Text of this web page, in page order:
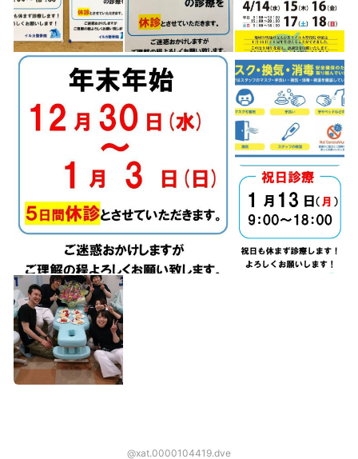
@xat.0000104419.dve